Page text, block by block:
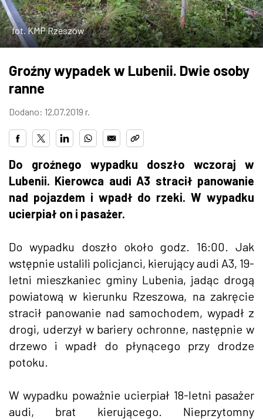
ZDJĘCIA
W RZESZOWIE
fot. KMP Rzeszów
Groźny wypadek w Lubenii. Dwie osoby
ranne
Dodano: 12.07.2019 r.
Do groźnego wypadku doszło wczoraj w
Lubenii. Kierowca audi A3 stracił panowanie
nad pojazdem i wpadł do rzeki. W wypadku
ucierpiał on i pasażer.
Do wypadku doszło około godz. 16:00. Jak
wstępnie ustalili policjanci, kierujący audi A3, 19-
letni mieszkaniec gminy Lubenia, jadąc drogą
powiatową w kierunku Rzeszowa, na zakręcie
stracił panowanie nad samochodem, wypadł z
drogi, uderzył w bariery ochronne, następnie w
drzewo i wpadł do płynącego przy drodze
potoku.
W wypadku poważnie ucierpiał 18-letni pasażer
audi, brat kierującego. Nieprzytomny